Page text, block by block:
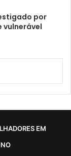
por
vulnerável
EM